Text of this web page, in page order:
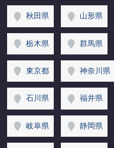
秋田県 山形県
栃木県 群馬県
東京都 神奈川県
石川県 福井県
岐阜県 静岡県